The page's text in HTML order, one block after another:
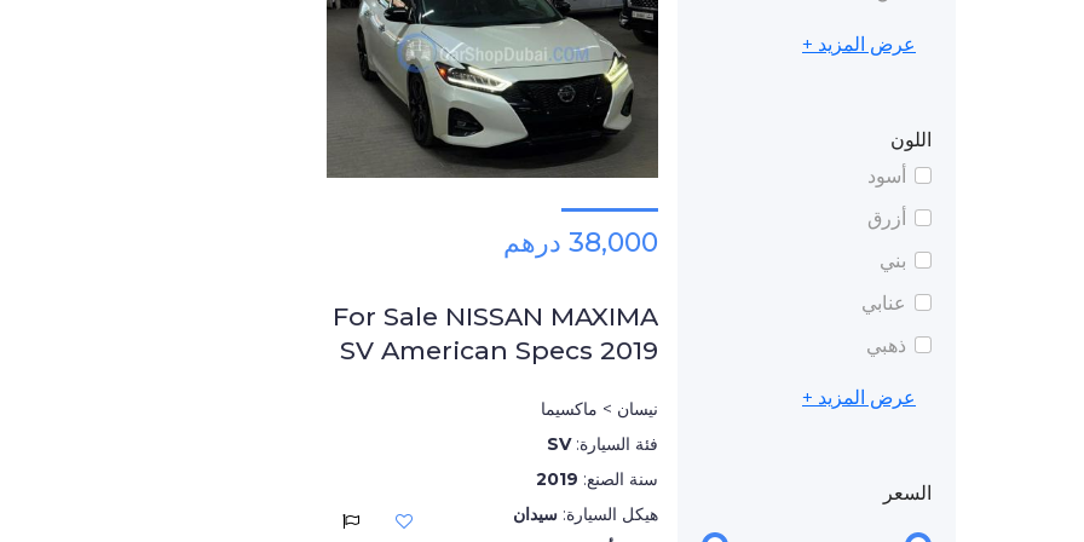
عرض المزيد +
اللون
أسود
أزرق
بني
عنابي
ذهبي
عرض المزيد +
السعر
38,000 درهم
For Sale NISSAN MAXIMA
SV American Specs 2019
نيسان > ماكسيما
فئة السيارة:SV
سنة الصنع: 2019
هيكل السيارة: سيدان